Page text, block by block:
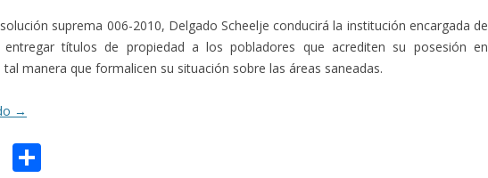
suprema 006-2010, Delgado Scheelje conducirá la institución encargada de
entregar títulos de propiedad a los pobladores que acrediten su posesión en
manera que formalicen su situación sobre las áreas saneadas.
→
T